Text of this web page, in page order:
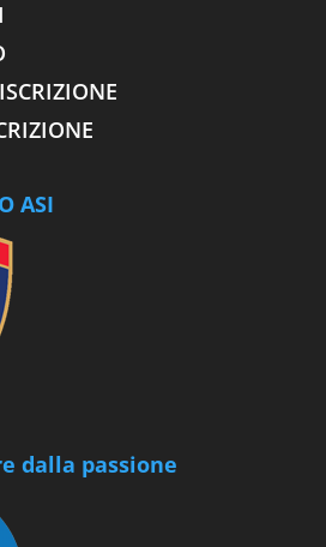
ASI
dalla passione